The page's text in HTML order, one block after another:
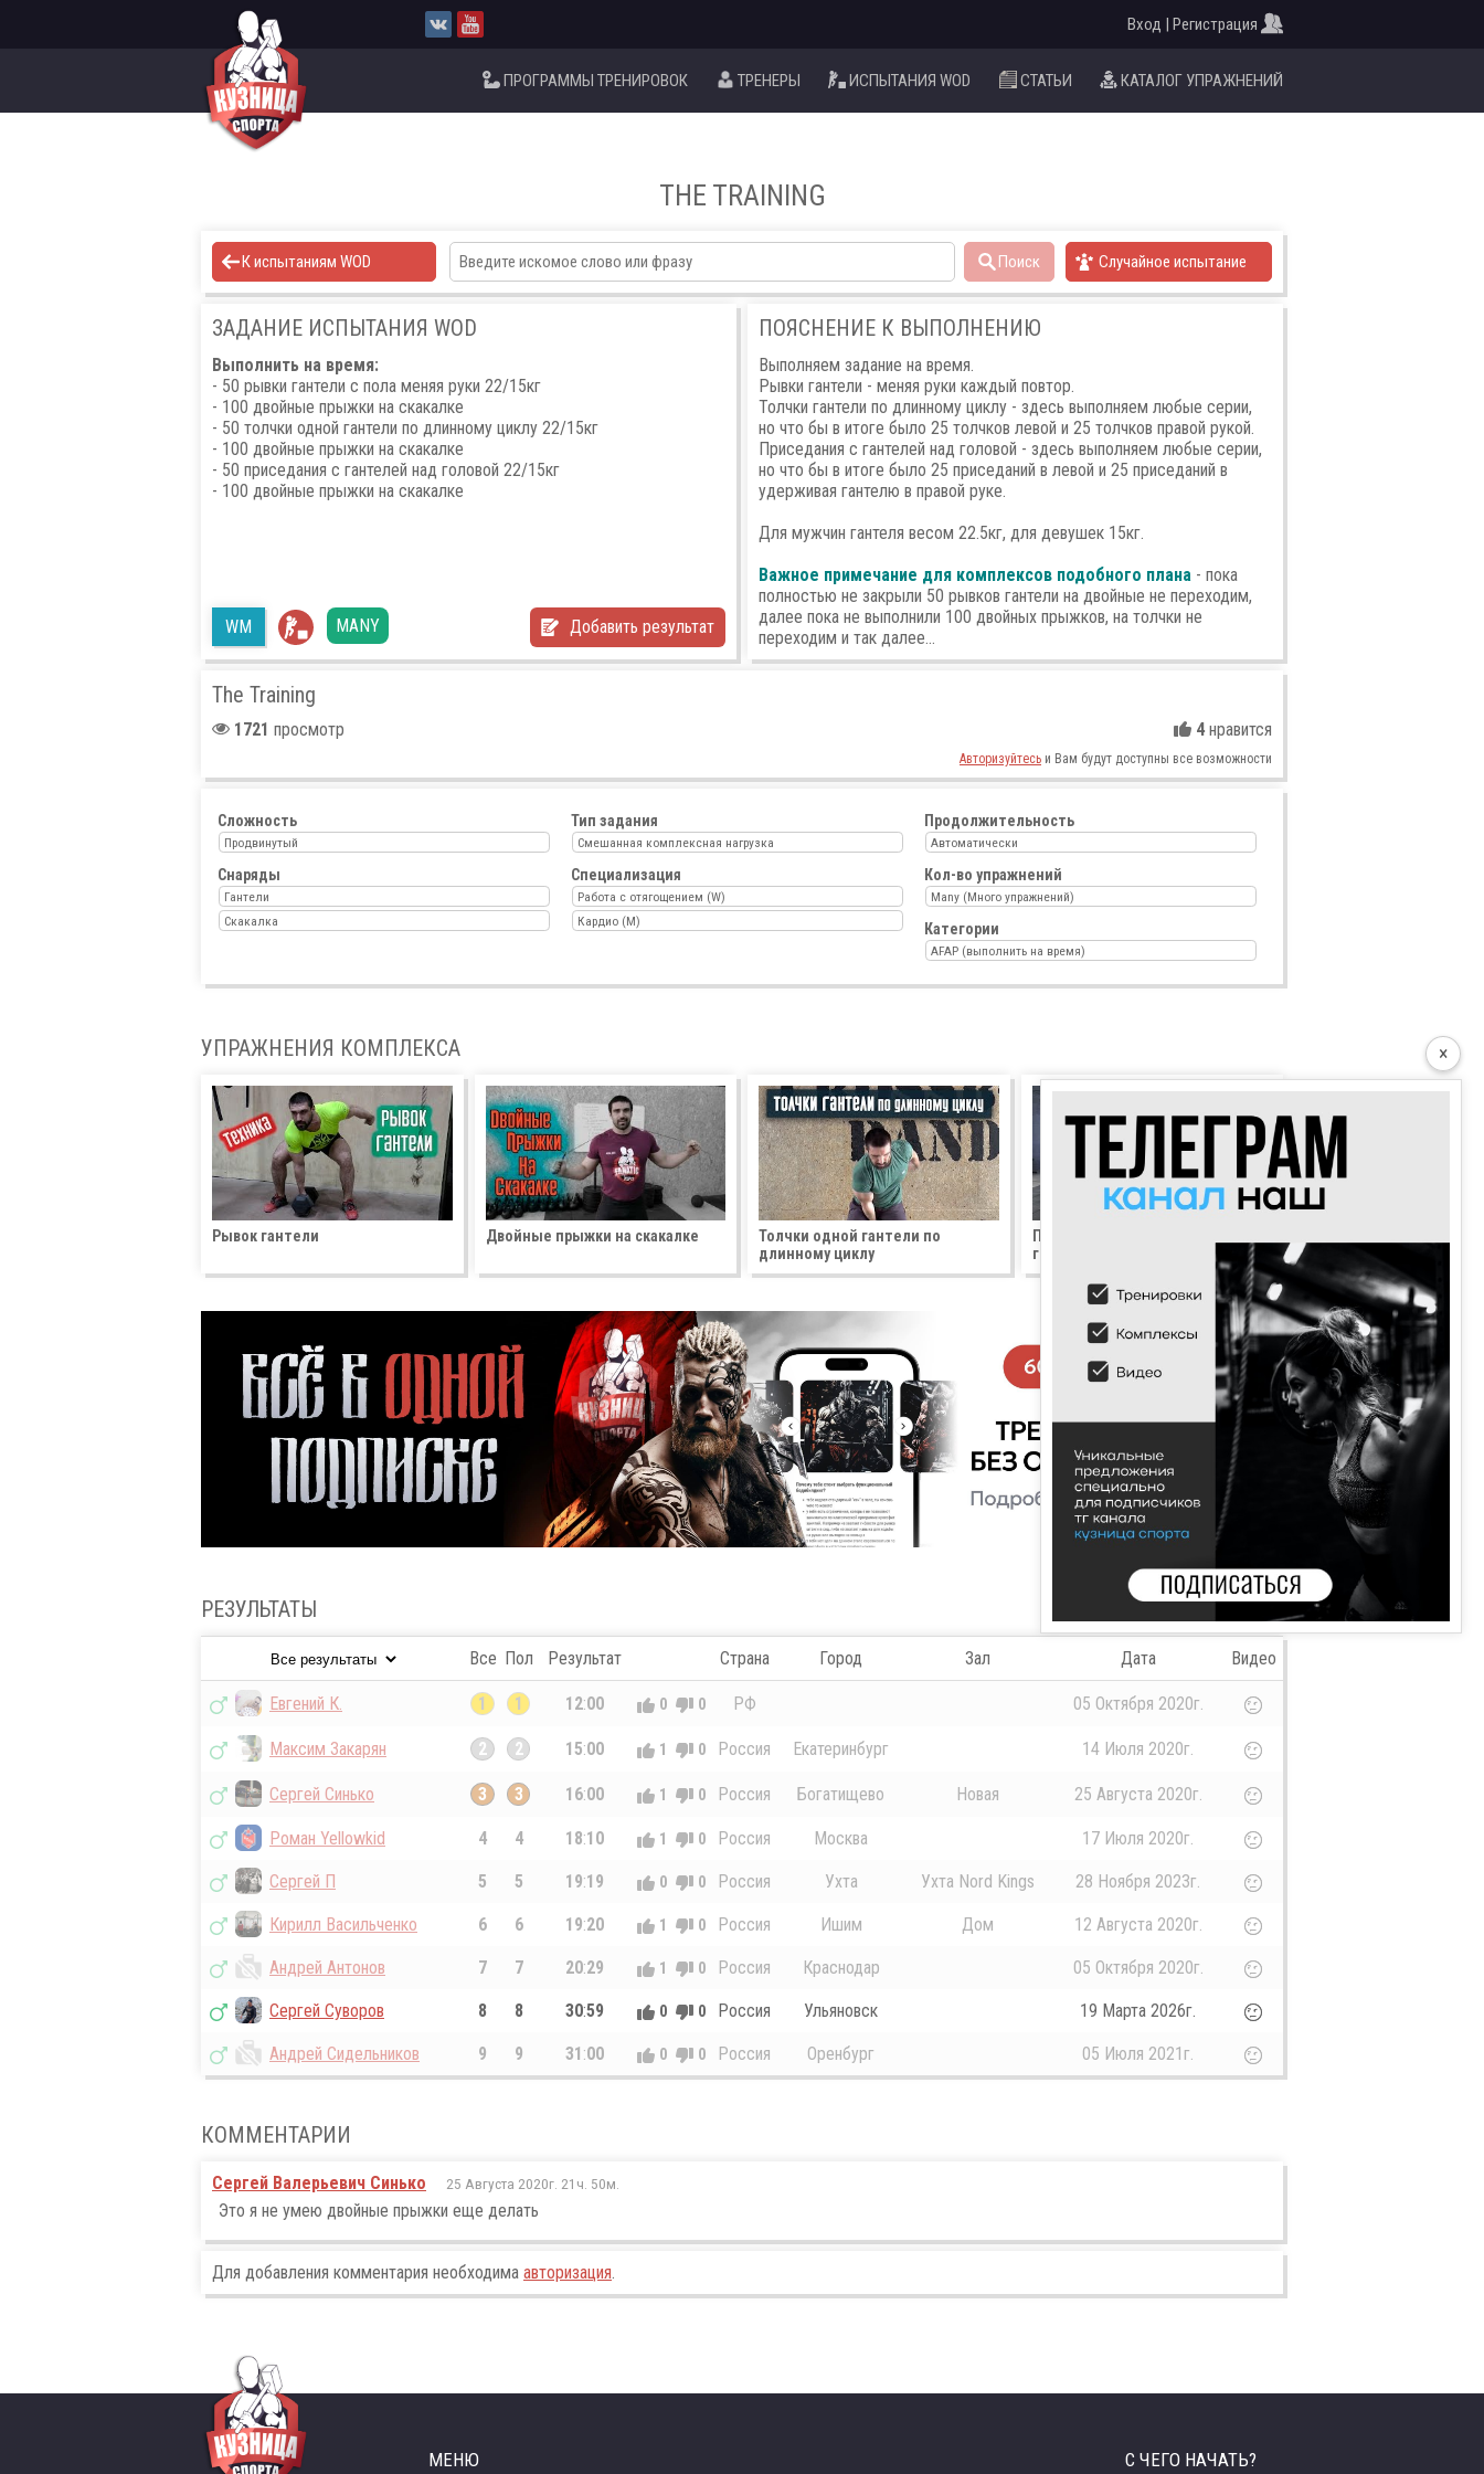
Вход | Регистрация
ПРОГРАММЫ ТРЕНИРОВОК ТРЕНЕРЫ ИСПЫТАНИЯ WOD СТАТЬИ КАТАЛОГ УПРАЖНЕНИЙ
THE TRAINING
К испытаниям WOD Поиск Случайное испытание
ЗАДАНИЕ ИСПЫТАНИЯ WOD
Выполнить на время:
- 50 рывки гантели с пола меняя руки 22/15кг
- 100 двойные прыжки на скакалке
- 50 толчки одной гантели по длинному циклу 22/15кг
- 100 двойные прыжки на скакалке
- 50 приседания с гантелей над головой 22/15кг
- 100 двойные прыжки на скакалке
WM MANY Добавить результат
ПОЯСНЕНИЕ К ВЫПОЛНЕНИЮ
Выполняем задание на время.
Рывки гантели - меняя руки каждый повтор.
Толчки гантели по длинному циклу - здесь выполняем любые серии,
но что бы в итоге было 25 толчков левой и 25 толчков правой рукой.
Приседания с гантелей над головой - здесь выполняем любые серии,
но что бы в итоге было 25 приседаний в левой и 25 приседаний в
удерживая гантелю в правой руке.
Для мужчин гантеля весом 22.5кг, для девушек 15кг.
Важное примечание для комплексов подобного плана - пока
полностью не закрыли 50 рывков гантели на двойные не переходим,
далее пока не выполнили 100 двойных прыжков, на толчки не
переходим и так далее...
The Training
1721 просмотр 4нравится
Авторизуйтесь и Вам будут доступны все возможности
Сложность
Продвинутый
Снаряды
Гантели
Скакалка
Тип задания
Смешанная комплексная нагрузка
Специализация
Работа с отягощением (W)
Кардио (M)
Продолжительность
Автоматически
Кол-во упражнений
Many (Много упражнений)
Категории
AFAP (выполнить на время)
УПРАЖНЕНИЯ КОМПЛЕКСА
Рывок гантели Двойные прыжки на скакалке
Толчки одной гантели по
длинному циклу
Приседания с гантелей над
головой
РЕЗУЛЬТАТЫ
Все Пол Результат Страна Город Зал Дата Видео
Евгений К. 1 1 12:00 0 0 РФ 05 Октября 2020г.
Максим Закарян 2 2 15:00 1 0 Россия Екатеринбург 14 Июля 2020г.
Сергей Синько 3 3 16:00 1 0 Россия Богатищево Новая 25 Августа 2020г.
Роман Yellowkid 4 4 18:10 1 0 Россия Москва 17 Июля 2020г.
Сергей П 5 5 19:19 0 0 Россия Ухта Ухта Nord Kings 28 Ноября 2023г.
Кирилл Васильченко 6 6 19:20 1 0 Россия Ишим Дом 12 Августа 2020г.
Андрей Антонов 7 7 20:29 1 0 Россия Краснодар 05 Октября 2020г.
Сергей Суворов 8 8 30:59 0 0 Россия Ульяновск 19 Марта 2026г.
Андрей Сидельников 9 9 31 :00 0 0 Россия Оренбург 05 Июля 2021г.
КОММЕНТАРИИ
Сергей Валерьевич Синько 25 Августа 2020г. 21ч. 50м.
Это я не умею двойные прыжки еще делать
Для добавления комментария необходима авторизация.
МЕНЮ С ЧЕГО НАЧАТЬ?
×